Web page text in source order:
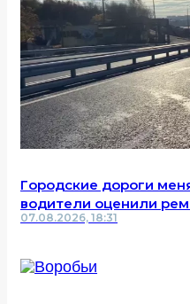
Городские дороги
водители оценили
07.08.2026, 18:31